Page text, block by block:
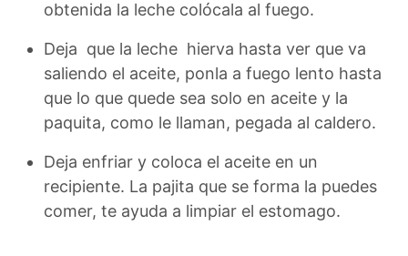
obtenida la leche colócala al fuego.
Deja que la leche hierva hasta ver que va
saliendo el aceite, ponla a fuego lento hasta
que lo que quede sea solo en aceite y la
paquita, como le llaman, pegada al caldero.
Deja enfriar y coloca el aceite en un
recipiente. La pajita que se forma la puedes
comer, te ayuda a limpiar el estomago.